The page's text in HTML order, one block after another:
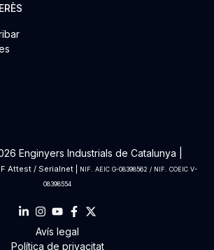
Enginyers Industrials de Catalunya |
Attest/ Serialnet|
NIF. AEIC G-08398562 / NIF. COEIC V-
08398554
Avís legal
Política de privacitat